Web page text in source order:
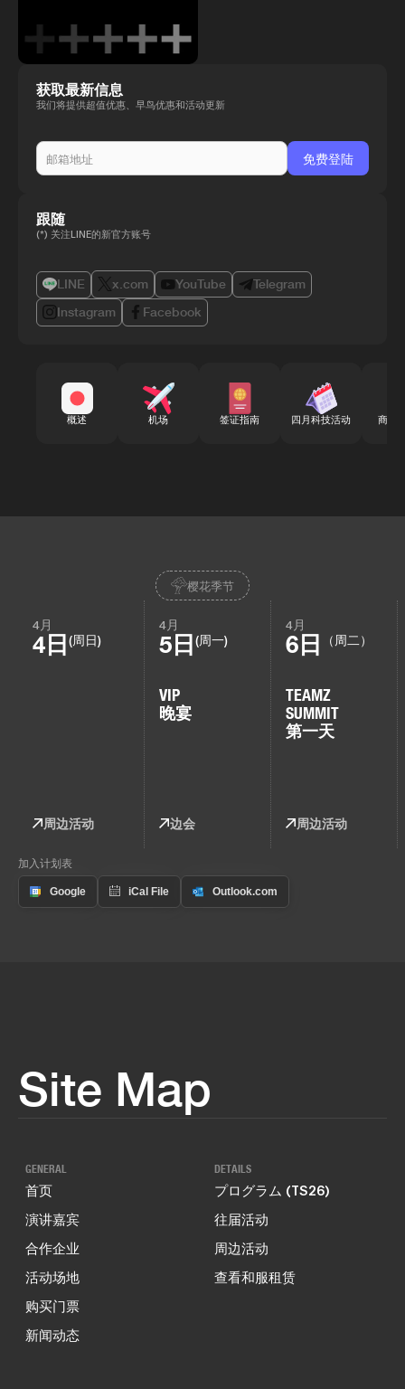
获取最新信息
我们将提供超值优惠、早鸟优惠和活动更新
跟随
(*) 关注LINE的新官方账号
LINE x.com YouTube
Telegram
Instagram
Facebook
概述 机场 签证指南 四月科技活动 商务
樱花季节
4月
4日 (周日)
周边活动
4月
5日 (周一)
VIP
晚宴
边会
4月
6日 （周二）
TEAMZ
SUMMIT
第一天
周边活动
加入计划表
Site Map
GENERAL
首页
演讲嘉宾
合作企业
活动场地
购买门票
新闻动态
DETAILS
プログラム (TS26)
往届活动
周边活动
查看和服租赁